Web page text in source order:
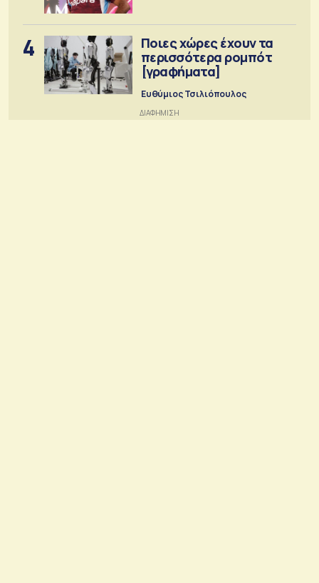
4
Ποιες χώρες έχουν τα
περισσότερα ρομπότ
[γραφήματα]
Ευθύμιος Τσιλιόπουλος